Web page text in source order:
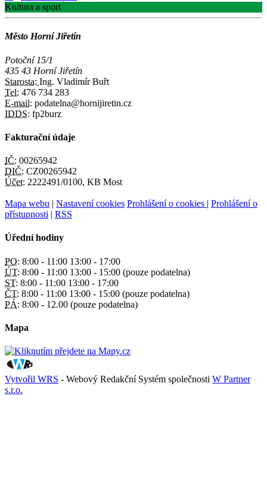
Kultura a sport
Město Horní Jiřetín
Potoční 15/1
435 43 Horní Jiřetín
Starosta: Ing. Vladimír Buřt
Tel: 476 734 283
E-mail: podatelna@hornijiretin.cz
IDDS: fp2burz
Fakturační údaje
IČ: 00265942
DIČ: CZ00265942
Účet: 2222491/0100, KB Most
Mapa webu | Nastavení cookies Prohlášení o cookies | Prohlášení o
přístupnosti | RSS
Úřední hodiny
PO: 8:00 - 11:00 13:00 - 17:00
ÚT: 8:00 - 11:00 13:00 - 15:00 (pouze podatelna)
ST: 8:00 - 11:00 13:00 - 17:00
ČT: 8:00 - 11:00 13:00 - 15:00 (pouze podatelna)
PÁ: 8:00 - 12.00 (pouze podatelna)
Mapa
Vytvořil WRS - Webový Redakční Systém společnosti W Partner
s.r.o.